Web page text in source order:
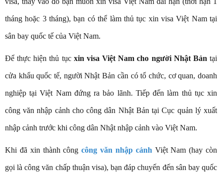
tháng hoặc 3 tháng), bạn có thể làm thủ tục xin visa Việt Nam tại
sân bay quốc tế của Việt Nam.
Để thực hiện thủ tục xin visa Việt Nam cho người Nhật Bản tại
cửa khẩu quốc tế, người Nhật Bản cần có tổ chức, cơ quan, doanh
nghiệp tại Việt Nam đứng ra bảo lãnh. Tiếp đến làm thủ tục xin
công văn nhập cảnh cho công dân Nhật Bản tại Cục quản lý xuất
nhập cảnh trước khi công dân Nhật nhập cảnh vào Việt Nam.
Khi đã xin thành côngcông văn nhập cảnh Việt Nam (hay còn
gọi là công văn chấp thuận visa), bạn đáp chuyến đến sân bay quốc